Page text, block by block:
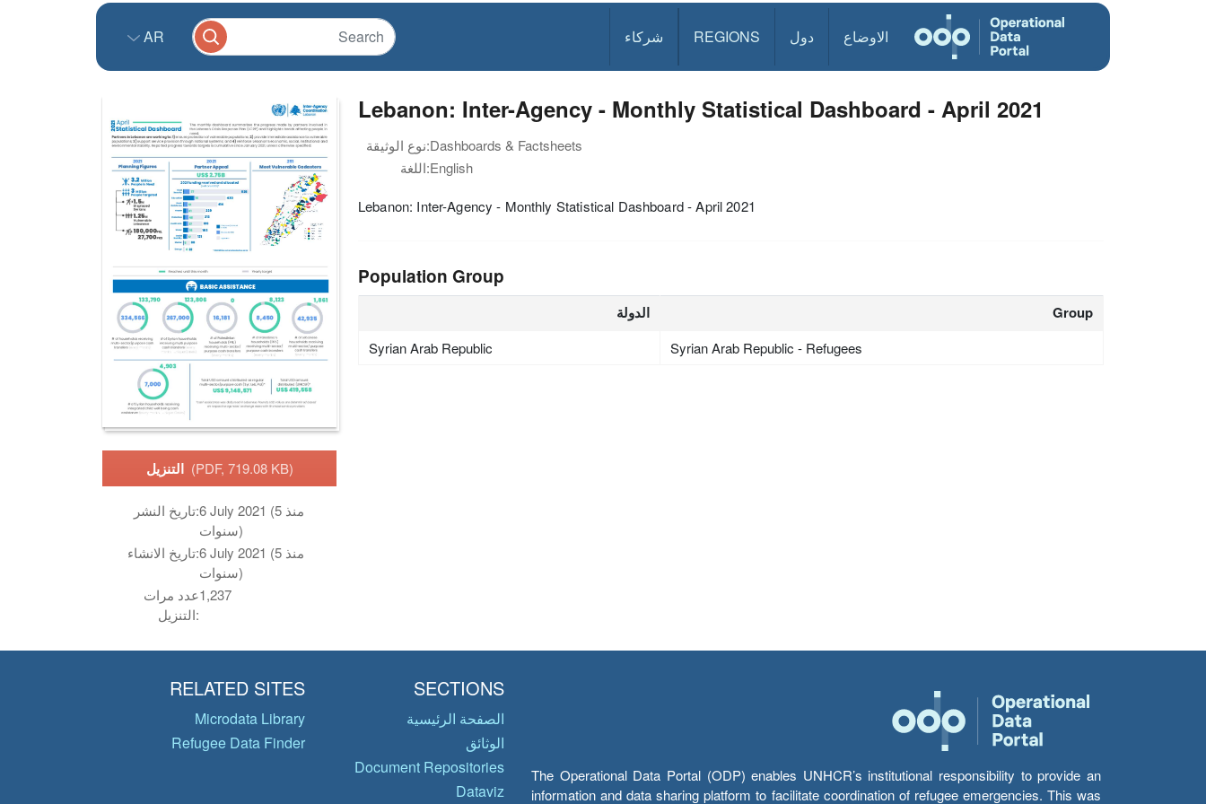
الاوضاع دول REGIONS شركاء AR
التنزيل (PDF, 719.08 KB)
تاريخ النشر:6 July 2021 (منذ 5
سنوات)
تاريخ الانشاء:6 July 2021 (منذ 5
سنوات)
عدد مرات
التنزيل:
1,237
Lebanon: Inter-Agency - Monthly Statistical Dashboard - April 2021
نوع الوثيقة:Dashboards & Factsheets
اللغة:English
Lebanon: Inter-Agency - Monthly Statistical Dashboard - April 2021
Population Group
الدولة Group
Syrian Arab Republic Syrian Arab Republic - Refugees
The Operational Data Portal (ODP) enables UNHCR’s institutional responsibility to provide an
information and data sharing platform to facilitate coordination of refugee emergencies. This was
SECTIONS
الصفحة الرئيسية
الوثائق
Document Repositories
Dataviz
RELATED SITES
Microdata Library
Refugee Data Finder